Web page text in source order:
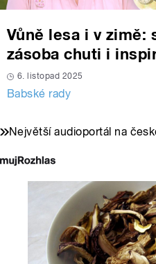
Vůně lesa i v zimě:
zásoba chuti i
6. listopad 2025
Babské rady
Největší audioportál na